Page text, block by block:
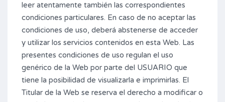
leer atentamente también las correspondientes
condiciones particulares. En caso de no aceptar las
condiciones de uso, deberá abstenerse de acceder
y utilizar los servicios contenidos en esta Web. Las
presentes condiciones de uso regulan el uso
genérico de la Web por parte del USUARIO que
tiene la posibilidad de visualizarla e imprimirlas. El
Titular de la Web se reserva el derecho a modificar o